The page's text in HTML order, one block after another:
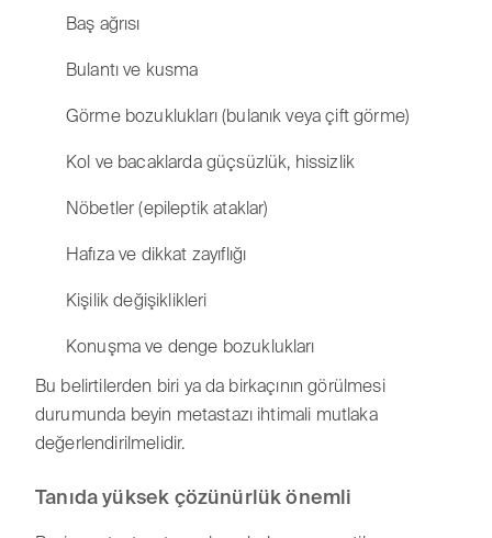
Baş ağrısı
Bulantı ve kusma
Görme bozuklukları (bulanık veya çift görme)
Kol ve bacaklarda güçsüzlük, hissizlik
Nöbetler (epileptik ataklar)
Hafıza ve dikkat zayıflığı
Kişilik değişiklikleri
Konuşma ve denge bozuklukları
Bu belirtilerden biri ya da birkaçının görülmesi
durumunda beyin metastazı ihtimali mutlaka
değerlendirilmelidir.
Tanıda yüksek çözünürlük önemli